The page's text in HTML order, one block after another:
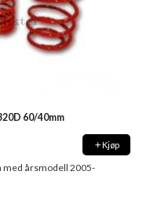
60/40mm
Kjøp
årsmodell 2005-